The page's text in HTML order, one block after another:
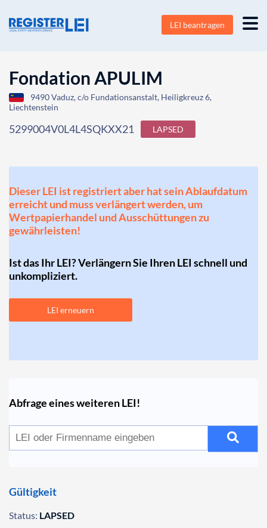
LEI beantragen
Fondation APULIM
9490 Vaduz, c/o Fundationsanstalt, Heiligkreuz 6,
Liechtenstein
5299004V0L4L4SQKXX21 LAPSED
Dieser LEI ist registriert aber hat sein Ablaufdatum
erreicht und muss verlängert werden, um
Wertpapierhandel und Ausschüttungen zu
gewährleisten!
Ist das Ihr LEI? Verlängern Sie Ihren LEI schnell und
unkompliziert.
LEI erneuern
Abfrage eines weiteren LEI!
Gültigkeit
Status: LAPSED